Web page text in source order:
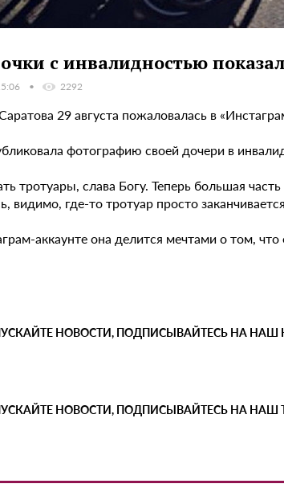
с инвалидностью
2292
29 августа пожаловалась в
фотографию своей дочери в
тротуары, слава Богу. Теперь большая
видимо, где-то тротуар просто
аккаунте она делится мечтами о том,
НОВОСТИ, ПОДПИСЫВАЙТЕСЬ НА НАШ
НОВОСТИ, ПОДПИСЫВАЙТЕСЬ НА НАШ